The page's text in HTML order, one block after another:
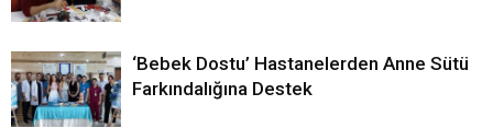
‘Bebek Dostu’ Hastanelerden Anne Sütü
Farkındalığına Destek